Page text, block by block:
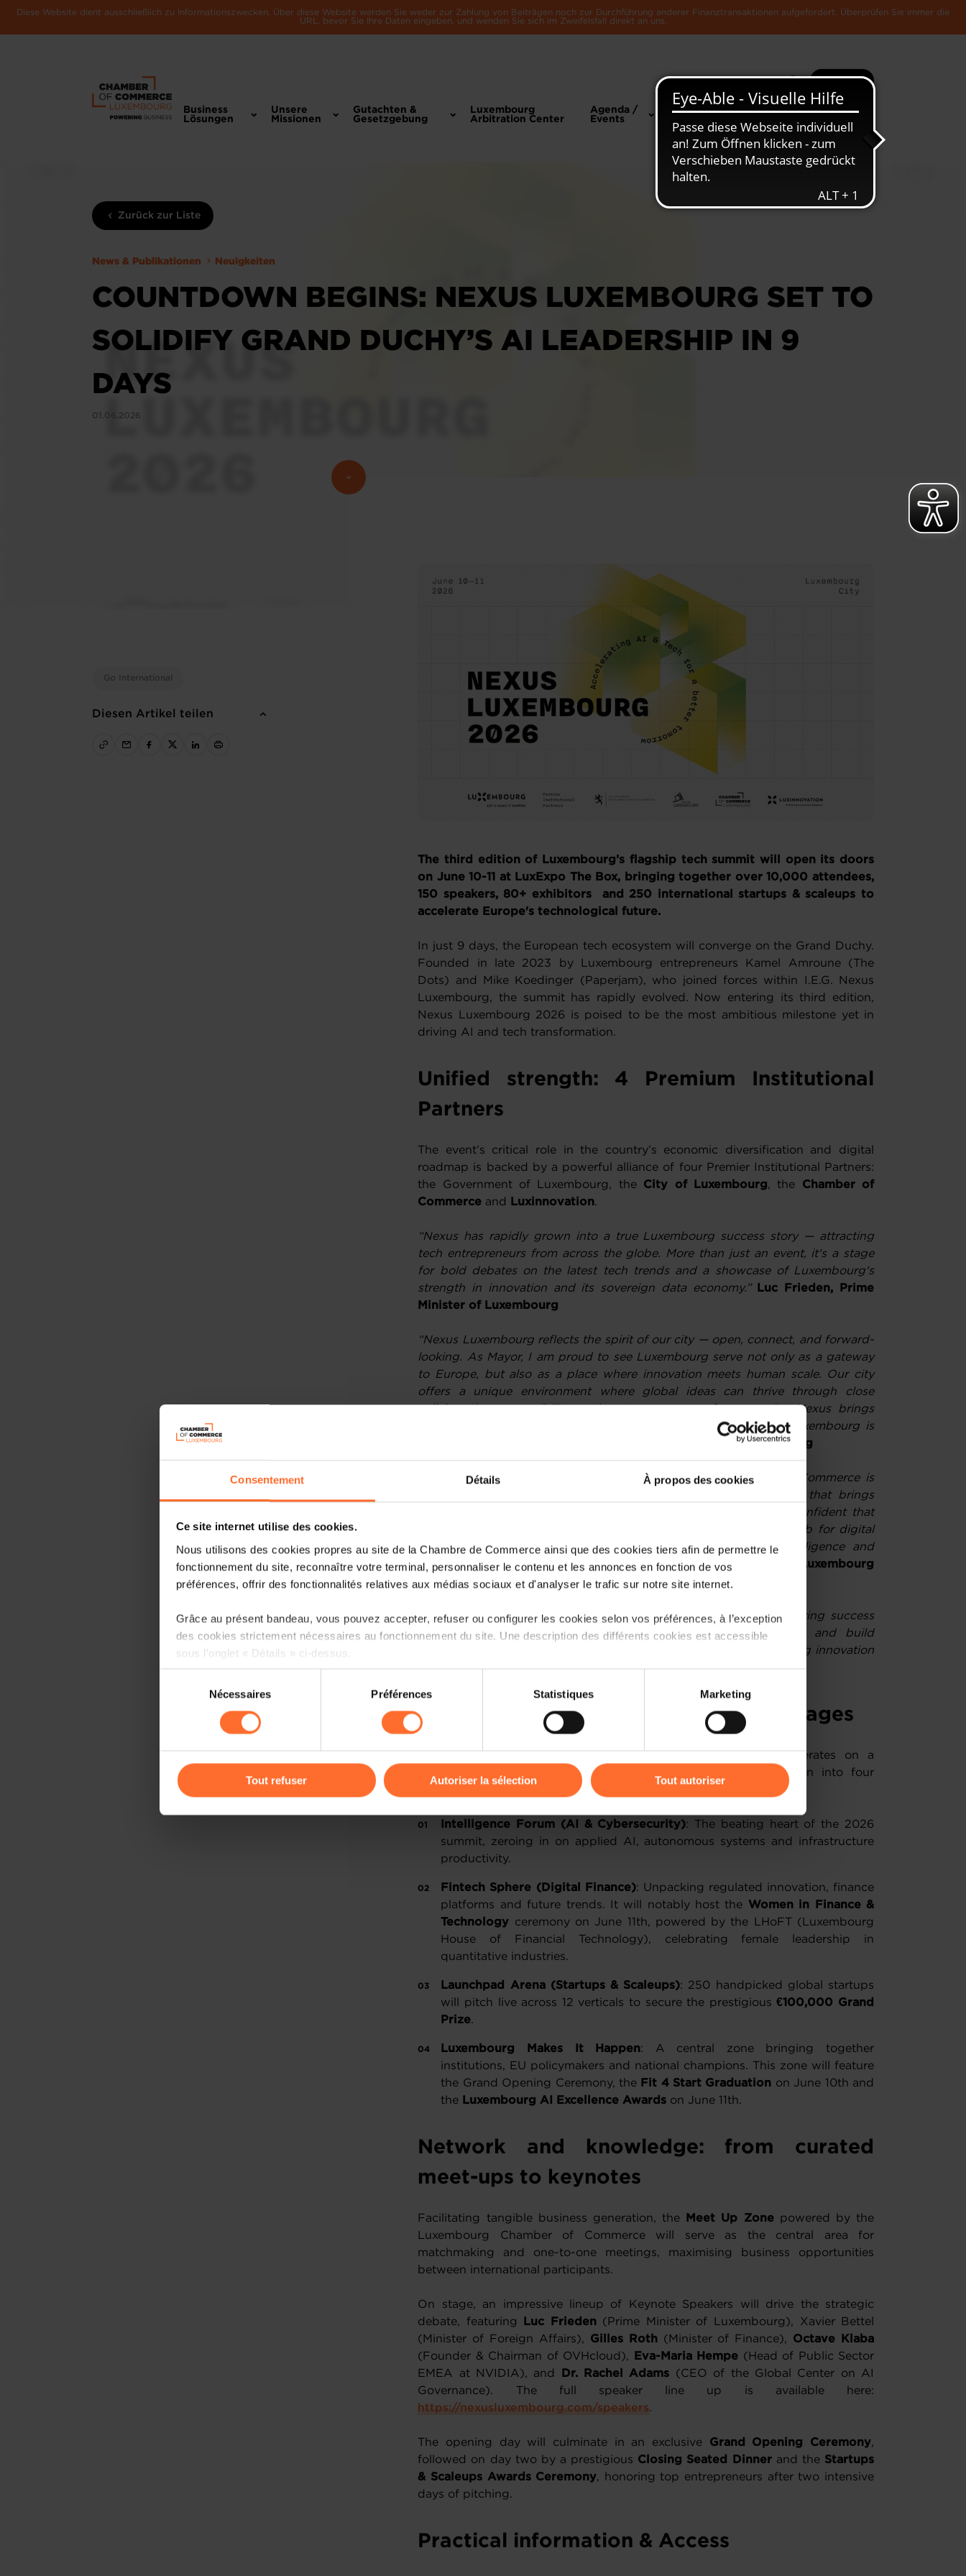
Consentement Détails À propos des cookies
Ce site internet utilise des cookies.
Nous utilisons des cookies propres au site de la Chambre de Commerce ainsi que des cookies tiers afin de permettre le
fonctionnement du site, reconnaître votre terminal, personnaliser le contenu et les annonces en fonction de vos
préférences, offrir des fonctionnalités relatives aux médias sociaux et d'analyser le trafic sur notre site internet.
Grâce au présent bandeau, vous pouvez accepter, refuser ou configurer les cookies selon vos préférences, à l’exception
des cookies strictement nécessaires au fonctionnement du site. Une description des différents cookies est accessible
sous l’onglet « Détails » ci-dessus.
Il est précisé que la navigation sur le site et certaines fonctionnalités (ex : lecture de vidéos, partage sur les réseaux
sociaux, sauvegarde des préférences de lecture vidéo, personnalisation de l’affichage du site) peuvent être affectées en
cas de refus de tous les cookies ou des cookies non nécessaires.
gauche de chaque page.
Charte d’usage des cookieset notre Politique de protection des données
consentement
Nécessaires Préférences Statistiques Marketing
Tout refuser Autoriser la sélection Tout autoriser
Diese Website dient ausschließlich zu Informationszwecken. Über diese Website werden Sie weder zur Zahlung von Beiträgen noch zur Durchführung anderer Finanztransaktionen aufgefordert. Überprüfen Sie immer die
URL, bevor Sie Ihre Daten eingeben, und wenden Sie sich im Zweifelsfall direkt an uns.
Suche Mehr
Business
Lösungen
Unsere
Missionen
Gutachten &
Gesetzgebung
Luxembourg
Arbitration Center
Agenda /
Events
News &
Die Luxemburger
Zurück zur Liste
News & Publikationen Neuigkeiten
COUNTDOWN BEGINS: NEXUS LUXEMBOURG SET TO
SOLIDIFY GRAND DUCHY’S AI LEADERSHIP IN 9
DAYS
01.06.2026
Go International
Diesen Artikel teilen
The third edition of Luxembourg’s flagship tech summit will open its doors
on June 10-11 at LuxExpo The Box, bringing together over 10,000 attendees,
150 speakers, 80+ exhibitors and 250 international startups & scaleups to
accelerate Europe's technological future.
In just 9 days, the European tech ecosystem will converge on the Grand Duchy.
Founded in late 2023 by Luxembourg entrepreneurs Kamel Amroune (The
Dots) and Mike Koedinger (Paperjam), who joined forces within I.E.G. Nexus
Luxembourg, the summit has rapidly evolved. Now entering its third edition,
Nexus Luxembourg 2026 is poised to be the most ambitious milestone yet in
driving AI and tech transformation.
Unified strength: 4 Premium Institutional
Partners
The event’s critical role in the country’s economic diversification and digital
roadmap is backed by a powerful alliance of four Premier Institutional Partners:
the Government of Luxembourg, the City of Luxembourg, the Chamber of
Commerce and Luxinnovation.
“Nexus has rapidly grown into a true Luxembourg success story — attracting
tech entrepreneurs from across the globe. More than just an event, it's a stage
for bold debates on the latest tech trends and a showcase of Luxembourg's
strength in innovation and its sovereign data economy.”
Luc Frieden, Prime
Minister of Luxembourg
“Nexus Luxembourg reflects the spirit of our city — open, connect, and forward-
looking. As Mayor, I am proud to see Luxembourg serve not only as a gateway
to Europe, but also as a place where innovation meets human scale. Our city
offers a unique environment where global ideas can thrive through close
collaboration, accessibility, and a strong sense of community. Nexus brings
together the people and technologies shaping tomorrow, and Luxembourg is
Lydie Polfer, Mayor of City of Luxembourg
“As a Premier Institutional Partner, the Luxembourg Chamber of Commerce is
proud to continue its support for Nexus Luxembourg, an event that brings
together global pioneers in technology and innovation. We are confident that
Nexus will further elevate Luxembourg's position as a strategic hub for digital
transformation, while amplifying our leadership in artificial intelligence and
advanced technologies.”
Carlo Thelen, Director General, Luxembourg
Chamber of Commerce
“Innovation and competitiveness go hand in hand. Through inspiring success
stories and practical use cases, we aim to ignite new ideas and build
connections between participants that turn into partnerships driving innovation
forward.” Mario Grotz, CEO, Luxinnovation
A curated "4-in-1" concept across 5 stages
Stretched over 13,500 m² of exhibition space, the summit operates on a
sophisticated "4-in-1" architectural concept, channeling innovation into four
specialized zones and across five conference stages:
Intelligence Forum (AI & Cybersecurity): The beating heart of the 2026
summit, zeroing in on applied AI, autonomous systems and infrastructure
productivity.
Fintech Sphere (Digital Finance): Unpacking regulated innovation, finance
platforms and future trends. It will notably host the Women in Finance &
Technology ceremony on June 11th, powered by the LHoFT (Luxembourg
House of Financial Technology), celebrating female leadership in
quantitative industries.
Launchpad Arena (Startups & Scaleups): 250 handpicked global startups
will pitch live across 12 verticals to secure the prestigious €100,000 Grand
Prize.
Luxembourg Makes It Happen: A central zone bringing together
institutions, EU policymakers and national champions. This zone will feature
the Grand Opening Ceremony, the Fit 4 Start Graduation on June 10th and
the Luxembourg AI Excellence Awards on June 11th.
Network and knowledge: from curated
meet-ups to keynotes
Facilitating tangible business generation, the Meet Up Zonepowered by the
Luxembourg Chamber of Commerce will serve as the central area for
matchmaking and one-to-one meetings, maximising business opportunities
between international participants.
On stage, an impressive lineup of Keynote Speakers will drive the strategic
debate, featuring
Luc Frieden(Prime Minister of Luxembourg), Xavier Bettel
(Minister of Foreign Affairs), Gilles Roth(Minister of Finance), Octave Klaba
(Founder & Chairman of OVHcloud),
Eva-Maria Hempe (Head of Public Sector
EMEA at NVIDIA), and
Dr. Rachel Adams (CEO of the Global Center on AI
Governance). The full speaker line up is available here:
https://nexusluxembourg.com/speakers.
The opening day will culminate in an exclusive Grand Opening Ceremony,
followed on day two by a prestigious Closing Seated Dinnerand the Startups
& Scaleups Awards Ceremony, honoring top entrepreneurs after two intensive
days of pitching.
Practical information & Access